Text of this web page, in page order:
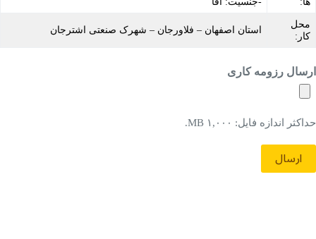
محل
کار:
استان اصفهان – فلاورجان – شهرک صنعتی اشترجان
ارسال رزومه کاری
حداکثر اندازه فایل: ۱,۰۰۰ MB.